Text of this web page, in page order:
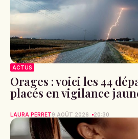
ACTUS
Orages : voici les 44
placés en vigilance
LAURA PERRET9 AOÛT 2026 20:30